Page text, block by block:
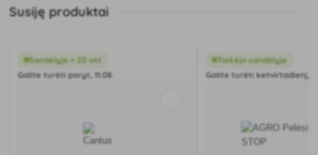
Susiję produktai
Sandėlyje > 20 vnt
Galite turėti poryt, 11.08.
Tiekėjo sandėlyje
Galite turėti ketvirtadienį,